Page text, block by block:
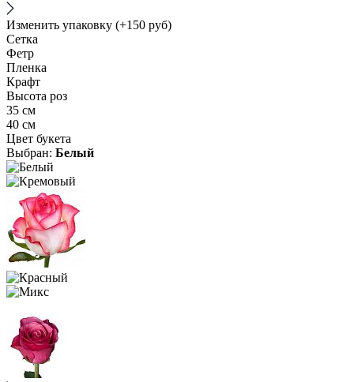
Изменить упаковку (+150 руб)
Сетка
Фетр
Пленка
Крафт
Высота роз
35 см
40 см
Цвет букета
Выбран: Белый